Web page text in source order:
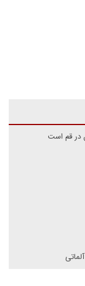
در قم است